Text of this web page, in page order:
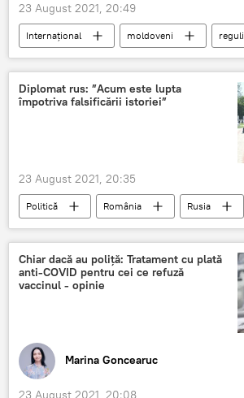
23 August 2021, 20:49
Internațional moldoveni
reguli
vaccinare
Republica Cehă
coronavirus
COVID-19
Diplomat rus: ”Acum este lupta
împotriva falsificării istoriei”
23 August 2021, 20:35
Politică România
Rusia
Istorie
Chiar dacă au poliță: Tratament cu plată
anti-COVID pentru cei ce refuză
vaccinul - opinie
Marina Goncearuc
23 August 2021, 20:08